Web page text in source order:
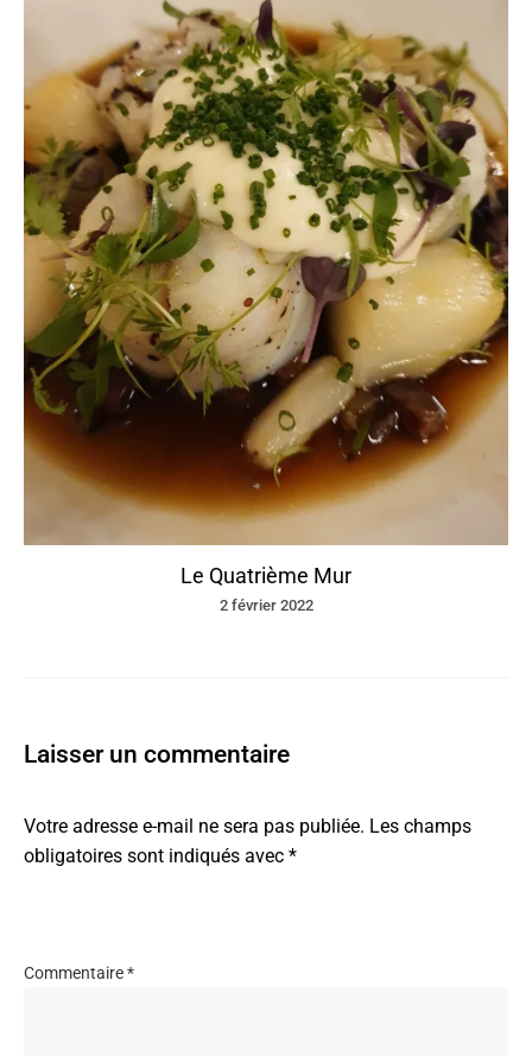
Le Quatrième Mur
2 février 2022
Laisser un commentaire
Votre adresse e-mail ne sera pas publiée. Les champs
obligatoires sont indiqués avec *
Commentaire*